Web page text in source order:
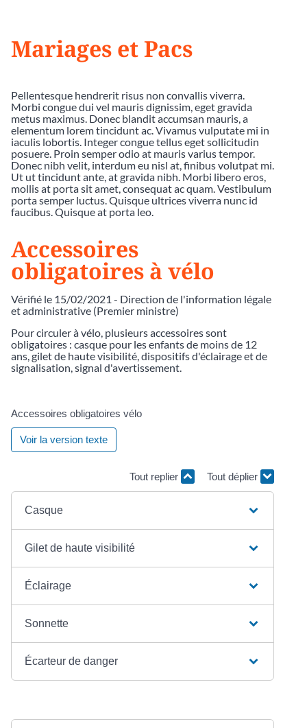
Mariages et Pacs
Pellentesque hendrerit risus non convallis viverra.
Morbi congue dui vel mauris dignissim, eget gravida
metus maximus. Donec blandit accumsan mauris, a
elementum lorem tincidunt ac. Vivamus vulputate mi in
iaculis lobortis. Integer congue tellus eget sollicitudin
posuere. Proin semper odio at mauris varius tempor.
Donec nibh velit, interdum eu nisl at, finibus volutpat mi.
Ut ut tincidunt ante, at gravida nibh. Morbi libero eros,
mollis at porta sit amet, consequat ac quam. Vestibulum
porta semper luctus. Quisque ultrices viverra nunc id
faucibus. Quisque at porta leo.
Accessoires
obligatoires à vélo
Vérifié le 15/02/2021 - Direction de l'information légale
et administrative (Premier ministre)
Pour circuler à vélo, plusieurs accessoires sont
obligatoires : casque pour les enfants de moins de 12
ans, gilet de haute visibilité, dispositifs d'éclairage et de
signalisation, signal d'avertissement.
Accessoires obligatoires vélo
Voir la version texte
Tout replier Tout déplier
Casque
Gilet de haute visibilité
Éclairage
Sonnette
Écarteur de danger